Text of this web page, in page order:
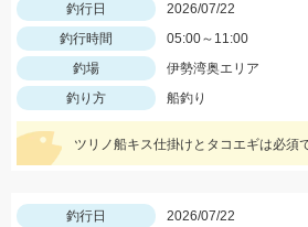
釣行日
2026/07/22
釣行時間
05:00～11:00
釣場
伊勢湾奥エリア
釣り方
船釣り
ツリノ船キス仕掛けとタコエギは必須
釣行日
2026/07/22